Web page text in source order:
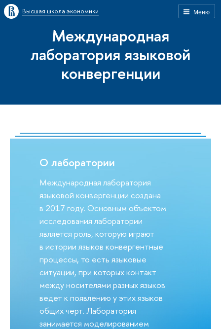
Меню
Высшая школа экономики
Международная
лаборатория языковой
конвергенции
О лаборатории
Международная лаборатория
языковой конвергенции создана
в 2017 году. Основным объектом
исследования лаборатории
является роль, которую играют
в истории языков конвергентные
процессы, то есть языковые
ситуации, при которых контакт
между носителями разных языков
ведет к появлению у этих языков
общих черт. Лаборатория
занимается моделированием